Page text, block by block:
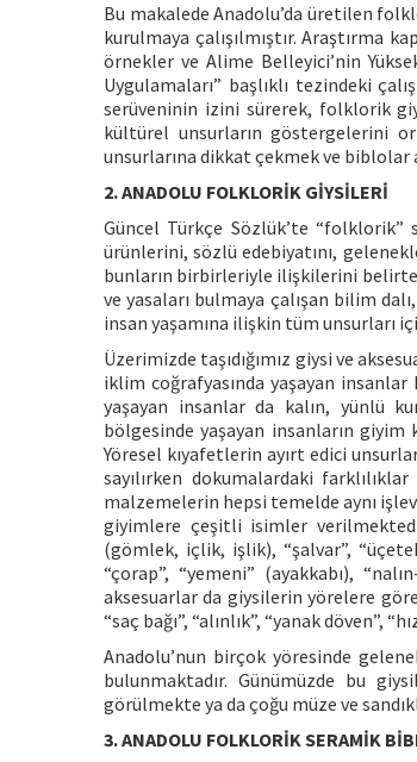
Bu makalede Anadolu’da üretilen
kurulmaya çalışılmıştır. Araştırma
örnekler ve Alime Belleyici’nin
Uygulamaları” başlıklı tezindeki
serüveninin izini sürerek, folklorik
kültürel unsurların göstergelerini
unsurlarına dikkat çekmek ve biblolar
2. ANADOLU FOLKLORİK GİYSİLERİ
Güncel Türkçe Sözlük’te
ürünlerini, sözlü edebiyatını,
bunların birbirleriyle ilişkilerini
ve yasaları bulmaya çalışan bilim
insan yaşamına ilişkin tüm unsurları
Üzerimizde taşıdığımız giysi ve
iklim coğrafyasında yaşayan
yaşayan insanlar da kalın, yünlü
bölgesinde yaşayan insanların
Yöresel kıyafetlerin ayırt edici
sayılırken dokumalardaki
malzemelerin hepsi temelde aynı
giyimlere çeşitli isimler
(gömlek, içlik, işlik), “şalvar”,
“çorap”, “yemeni” (ayakkabı),
aksesuarlar da giysilerin yörelere göre
“saç bağı”, “alınlık”, “yanak döven”,
Anadolu’nun birçok yöresinde
bulunmaktadır. Günümüzde bu
görülmekte ya da çoğu müze ve
3. ANADOLU FOLKLORİK SERAMİK